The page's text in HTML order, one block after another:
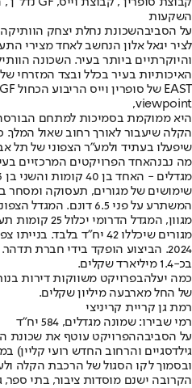
השקעות
על הסביבהשכונת נחלת יצחק
לציר יגאל אלון הנחשב לאחד מצירי
והיוקרתיים ביותר בעיר. השכונה
האיכותיות בעיר בכלל ובצד המזרחי של
viewpoint,
היא ממוקמת בסמיכות למתחם
הקלה שיעבור לאורך רחוב שאול המלך.
שיפעלו בעתיד ולמע"ר הצפוני של תל
מה נבנה
מגוון, המגדל
מגורים שיכללו 42 יח"ד
2024. הביצוע הופקד בידי חברת
בכ-1.4 מיליארד שקלים.
כמה יעלהבפרויקט משווקות דירות
של החל מארבעה מיליון שקלים.
רמת גן קריית קריניצי
רמי שבירו: שמונה מגדלים, 584 יח"ד
על הסביבההפרויקט עוטף את שכונת
גילדסגיים והרחוב החדש רועי
ובסמוך לקו הסגול של הרכבת הקלה
הקרובה ישנם מוסדות ציבור, בתי ספר,